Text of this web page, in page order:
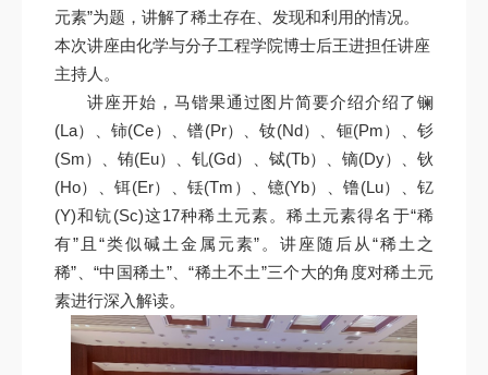
元素”为题，讲解了稀土存在、发现和利用的情况。
本次讲座由化学与分子工程学院博士后王进担任讲座
主持人。
讲座开始，马锴果通过图片简要介绍介绍了镧
(La）、铈(Ce）、镨(Pr）、钕(Nd）、钷(Pm）、钐
(Sm）、铕(Eu）、钆(Gd）、铽(Tb）、镝(Dy）、钬
(Ho）、铒(Er）、铥(Tm）、镱(Yb）、镥(Lu）、钇
(Y)和钪(Sc)这17种稀土元素。稀土元素得名于“稀
有”且“类似碱土金属元素”。讲座随后从“稀土之
稀”、“中国稀土”、“稀土不土”三个大的角度对稀土元
素进行深入解读。